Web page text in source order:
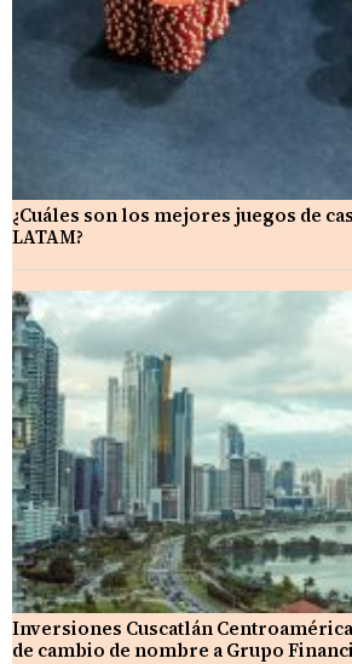
¿Cuáles son los mejores juegos de
LATAM?
Inversiones Cuscatlán
de cambio de nombre a Grupo